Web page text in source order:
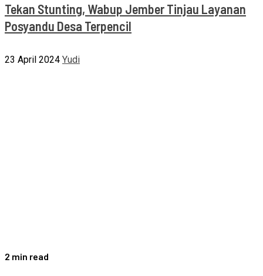
Tekan Stunting, Wabup Jember Tinjau Layanan
Posyandu Desa Terpencil
23 April 2024 Yudi
2 min read